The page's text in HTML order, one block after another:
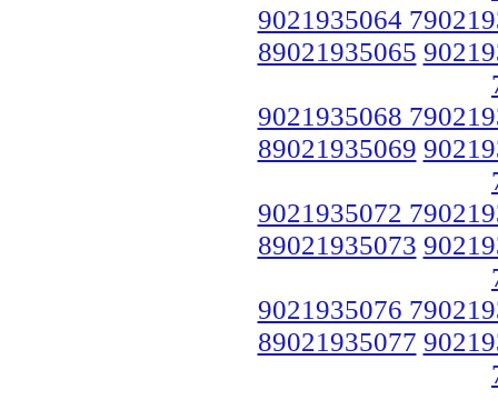
9021935064
89021935065
9021935068
89021935069
9021935072
89021935073
9021935076
89021935077